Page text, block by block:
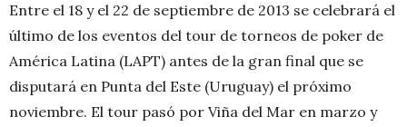
Entre el 18 y el 22 de septiembre de 2013 se celebrará el
último de los eventos del tour de torneos de poker de
América Latina (LAPT) antes de la gran final que se
disputará en Punta del Este (Uruguay) el próximo
noviembre. El tour pasó por Viña del Mar en marzo y